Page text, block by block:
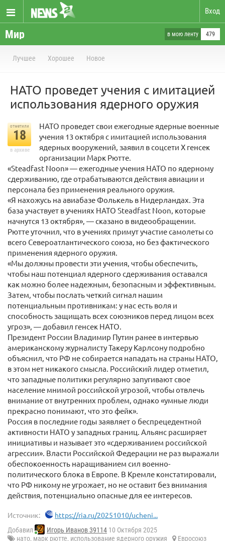
Вход
Мир в мою ленту 479
Лучшее Хорошее Новое
НАТО проведет учения с имитацией
использования ядерного оружия
отметили
18
в архиве
НАТО проведет свои ежегодные ядерные военные
учения 13 октября с имитацией использования
ядерных вооружений, заявил в соцсети X генсек
организации Марк Рютте.
«Steadfast Noon» — ежегодные учения НАТО по ядерному
сдерживанию, где отрабатываются действия авиации и
персонала без применения реального оружия.
«Я нахожусь на авиабазе Фолькель в Нидерландах. Эта
база участвует в учениях НАТО Steadfast Noon, которые
начнутся 13 октября», — сказано в видеообращении.
Рютте уточнил, что в учениях примут участие самолеты со
всего Североатлантического союза, но без фактического
применения ядерного оружия.
«Мы должны провести эти учения, чтобы обеспечить,
чтобы наш потенциал ядерного сдерживания оставался
как можно более надежным, безопасным и эффективным.
Затем, чтобы послать четкий сигнал нашим
потенциальным противникам: у нас есть воля и
способность защищать всех союзников перед лицом всех
угроз», — добавил генсек НАТО.
Президент России Владимир Путин ранее в интервью
американскому журналисту Такеру Карлсону подробно
объяснил, что РФ не собирается нападать на страны НАТО,
в этом нет никакого смысла. Российский лидер отметил,
что западные политики регулярно запугивают свое
население мнимой российской угрозой, чтобы отвлечь
внимание от внутренних проблем, однако «умные люди
прекрасно понимают, что это фейк».
Россия в последние годы заявляет о беспрецедентной
активности НАТО у западных границ. Альянс расширяет
инициативы и называет это «сдерживанием российской
агрессии». Власти Российской Федерации не раз выражали
обеспокоенность наращиванием сил военно-
политического блока в Европе. В Кремле констатировали,
что РФ никому не угрожает, но не оставит без внимания
действия, потенциально опасные для ее интересов.
Источник: https://ria.ru/20251010/ucheni...
Добавил Игорь Иванов 39114 10 Октября 2025
нато, марк рютте, использование ядерного оружия
Евросоюз